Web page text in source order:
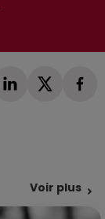
Voir plus